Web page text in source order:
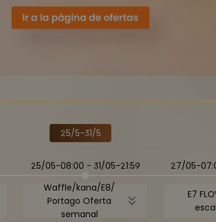
25/5-31/5
25/05-08:00 - 31/05-21:59
Waffle/kana/E8/
Portago Oferta
semanal
27/05-
E7